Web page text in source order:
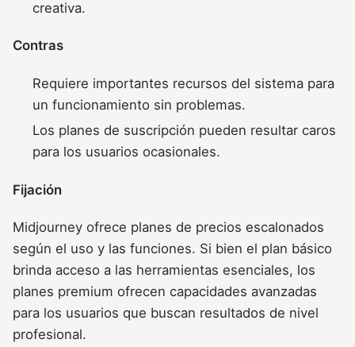
creativa.
Contras
Requiere importantes recursos del sistema para
un funcionamiento sin problemas.
Los planes de suscripción pueden resultar caros
para los usuarios ocasionales.
Fijación
Midjourney ofrece planes de precios escalonados
según el uso y las funciones. Si bien el plan básico
brinda acceso a las herramientas esenciales, los
planes premium ofrecen capacidades avanzadas
para los usuarios que buscan resultados de nivel
profesional.